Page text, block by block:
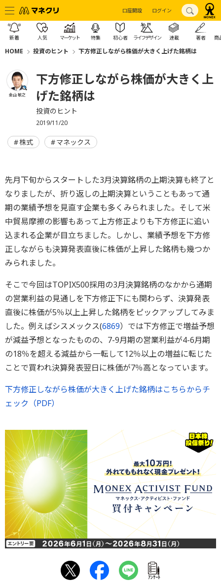
口座開設 ログイン
新着 人気 マーケット 特集 初心者 ライフデザイン 連載 著者 商
HOME 投資のヒント 下方修正しながら株価が大きく上げた銘柄は
金山 敏之
下方修正しながら株価が大きく上
げた銘柄は
投資のヒント
2019/11/20
株式 マネックス
先月下旬からスタートした3月決算銘柄の上期決算も終了と
なりましたが、折り返しの上期決算ということもあって通
期の業績予想を見直す企業も多くみられました。そして米
中貿易摩擦の影響もあって上方修正よりも下方修正に追い
込まれる企業が目立ちました。しかし、業績予想を下方修
正しながらも決算発表直後に株価が上昇した銘柄も幾つか
みられました。
そこで今回はTOPIX500採用の3月決算銘柄のなかから通期
の営業利益の見通しを下方修正下にも関わらず、決算発表
直後に株価が5％以上上昇した銘柄をピックアップしてみま
した。例えばシスメックス(6869）では下方修正で増益予想
が減益予想となったものの、7-9月期の営業利益が4-6月期
の18％を超える減益から一転して12％以上の増益に転じた
ことで買われ決算発表翌日に株価が7％高となっています。
下方修正しながら株価が大きく上げた銘柄はこちらからチ
ェック（PDF）
ｱﾝｹｰﾄ